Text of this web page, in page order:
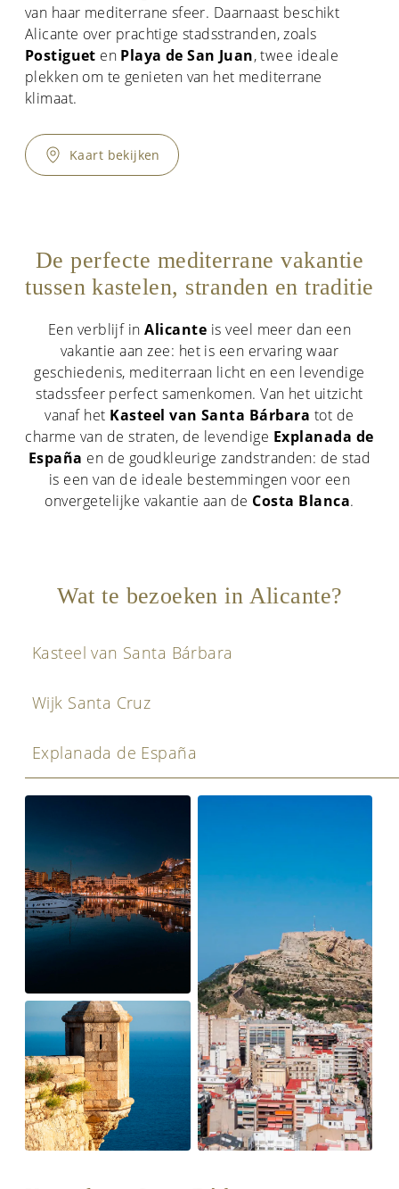
van haar mediterrane sfeer. Daarnaast beschikt
Alicante over prachtige stadsstranden, zoals
Postiguet en Playa de San Juan, twee ideale
plekken om te genieten van het mediterrane
klimaat.
Kaart bekijken
De perfecte mediterrane vakantie
tussen kastelen, stranden en traditie
Een verblijf inAlicante is veel meer dan een
vakantie aan zee: het is een ervaring waar
geschiedenis, mediterraan licht en een levendige
stadssfeer perfect samenkomen. Van het uitzicht
vanaf het Kasteel van Santa Bárbara tot de
charme van de straten, de levendige Explanada de
España en de goudkleurige zandstranden: de stad
is een van de ideale bestemmingen voor een
onvergetelijke vakantie aan de Costa Blanca.
Wat te bezoeken in Alicante?
Kasteel van Santa Bárbara
Wijk Santa Cruz
Explanada de España